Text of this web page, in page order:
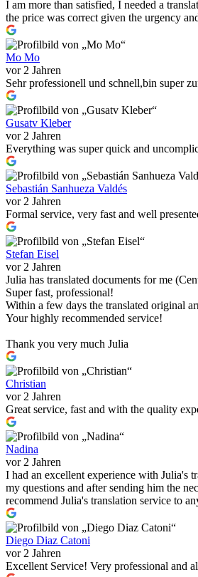
I am more than satisfied, I needed a
the price was correct given the urgency
Mo Mo
vor 2 Jahren
Sehr professionell und schnell,bin super
Gusatv Kleber
vor 2 Jahren
Everything was super quick and
Sebastián Sanhueza Valdés
vor 2 Jahren
Formal service, very fast and well
Stefan Eisel
vor 2 Jahren
Julia has translated documents for me
Super fast, professional!
Within a few days the translated original
Your highly recommended service!
Thank you very much Julia
Christian
vor 2 Jahren
Great service, fast and with the quality
Nadina
vor 2 Jahren
I had an excellent experience with Julia's
my questions and after sending him the
recommend Julia's translation service to
Diego Diaz Catoni
vor 2 Jahren
Excellent Service! Very professional and